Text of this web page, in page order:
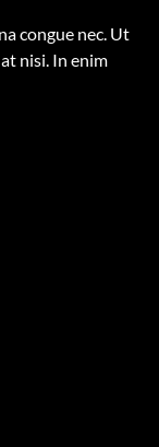
congue nec. Ut
nisi. In enim